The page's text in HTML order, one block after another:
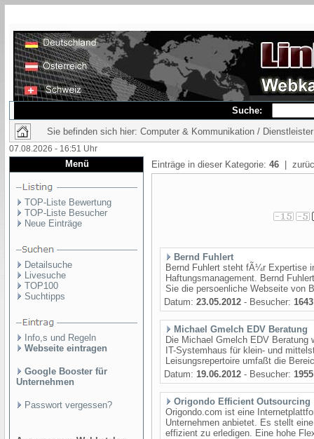
Suche:
Sie befinden sich hier: Computer & Kommunikation / Dienstleister
07.08.2026 - 16:51 Uhr
Menü
TOP-Liste Bewertung
TOP-Liste Besucher
Neue Einträge
Detailsuche
Livesuche
TOP100
Suchtipps
Info,s und Regeln
Webseite eintragen
Google Booster für
Unternehmen
Passwort vergessen?
Einträge in dieser Kategorie: 46 |
Bernd Fuhlert
Bernd Fuhlert steht fÃ¼r Expertise
Haftungsmanagement. Bernd
Sie die persoenliche Webseite von
Datum: 23.05.2012 - Besucher: 1643
Michael Gmelch EDV Beratung
Die Michael Gmelch EDV Beratung
IT-Systemhaus für klein- und
Leisungsrepertoire umfaßt die
Datum: 19.06.2012 - Besucher: 1955
Origondo Efficient Outsourcing
Origondo.com ist eine
Unternehmen anbietet. Es stellt
effizient zu erledigen. Eine hohe